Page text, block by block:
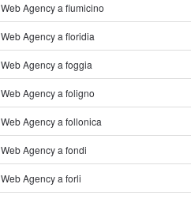
Web Agency a fiumicino
Web Agency a floridia
Web Agency a foggia
Web Agency a foligno
Web Agency a follonica
Web Agency a fondi
Web Agency a forli